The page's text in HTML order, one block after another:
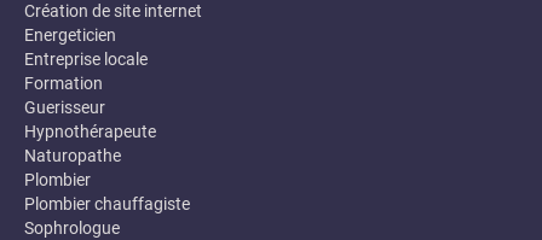
Création de site internet
Energeticien
Entreprise locale
Formation
Guerisseur
Hypnothérapeute
Naturopathe
Plombier
Plombier chauffagiste
Sophrologue